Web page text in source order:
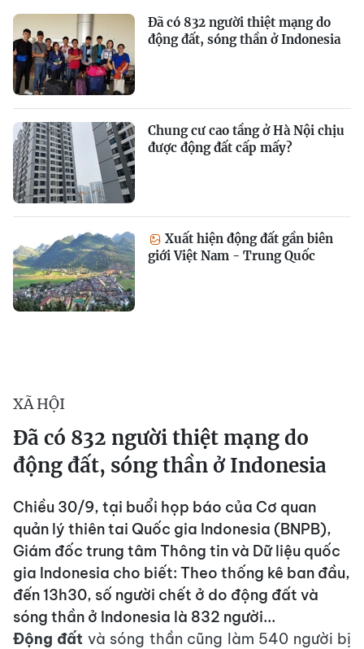
Đã có 832 người thiệt mạng do
động đất, sóng thần ở Indonesia
Chung cư cao tầng ở Hà Nội chịu
được động đất cấp mấy?
Xuất hiện động đất gần biên
giới Việt Nam - Trung Quốc
XÃ HỘI
Đã có 832 người thiệt mạng do
động đất, sóng thần ở Indonesia
Chiều 30/9, tại buổi họp báo của Cơ quan
quản lý thiên tai Quốc gia Indonesia (BNPB),
Giám đốc trung tâm Thông tin và Dữ liệu quốc
gia Indonesia cho biết: Theo thống kê ban đầu,
đến 13h30, số người chết ở do động đất và
sóng thần ở Indonesia là 832 người...
Động đất và sóng thần cũng làm 540 người bị